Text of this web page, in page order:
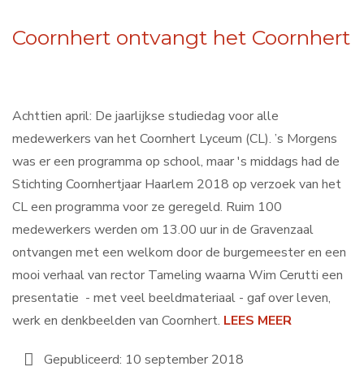
Coornhert ontvangt het Coornhert
Achttien april: De jaarlijkse studiedag voor alle
medewerkers van het Coornhert Lyceum (CL). ’s Morgens
was er een programma op school, maar 's middags had de
Stichting Coornhertjaar Haarlem 2018 op verzoek van het
CL een programma voor ze geregeld. Ruim 100
medewerkers werden om 13.00 uur in de Gravenzaal
ontvangen met een welkom door de burgemeester en een
mooi verhaal van rector Tameling waarna Wim Cerutti een
presentatie - met veel beeldmateriaal - gaf over leven,
werk en denkbeelden van Coornhert. LEES MEER
Gepubliceerd: 10 september 2018